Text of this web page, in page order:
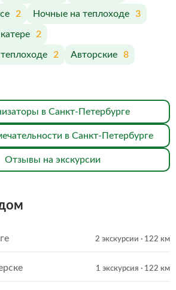
2 Ночные на теплоходе 3
2
2 Авторские 8
в Санкт-Петербурге
в Санкт-Петербурге
Отзывы на экскурсии
2 экскурсии · 122 км
1 экскурсия · 122 км